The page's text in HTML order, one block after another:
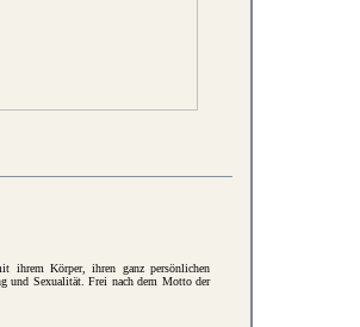
ihrem Körper, ihren ganz persönlichen
und Sexualität. Frei nach dem Motto der